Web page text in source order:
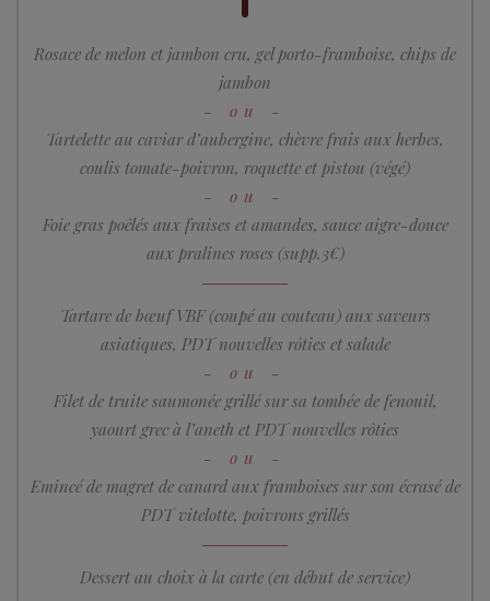
Rosace de melon et jambon cru, gel porto-framboise, chips de
jambon
Tartelette au caviar d’aubergine, chèvre frais aux herbes,
coulis tomate-poivron, roquette et pistou (végé)
Foie gras poêlés aux fraises et amandes, sauce aigre-douce
aux pralines roses (supp.3€)
Tartare de bœuf VBF (coupé au couteau) aux saveurs
asiatiques, PDT nouvelles rôties et salade
Filet de truite saumonée grillé sur sa tombée de fenouil,
yaourt grec à l’aneth et PDT nouvelles rôties
Emincé de magret de canard aux framboises sur son écrasé de
PDT vitelotte, poivrons grillés
Dessert au choix à la carte (en début de service)